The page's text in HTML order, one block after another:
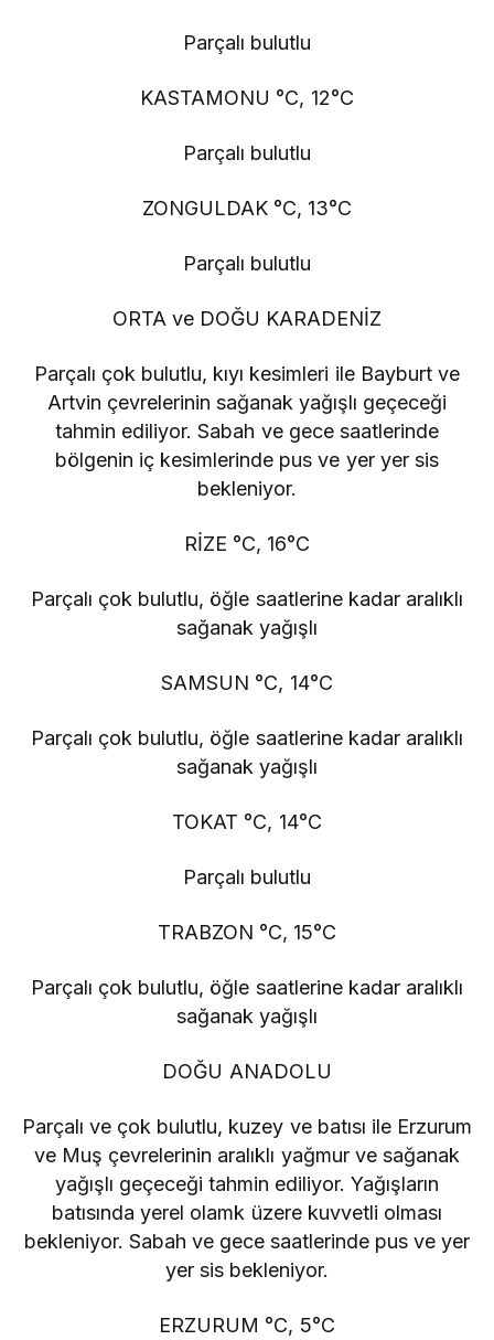
Parçalı bulutlu
KASTAMONU °C, 12°C
Parçalı bulutlu
ZONGULDAK °C, 13°C
Parçalı bulutlu
ORTA ve DOĞU KARADENİZ
Parçalı çok bulutlu, kıyı kesimleri ile Bayburt ve
Artvin çevrelerinin sağanak yağışlı geçeceği
tahmin ediliyor. Sabah ve gece saatlerinde
bölgenin iç kesimlerinde pus ve yer yer sis
bekleniyor.
RİZE °C, 16°C
Parçalı çok bulutlu, öğle saatlerine kadar aralıklı
sağanak yağışlı
SAMSUN °C, 14°C
Parçalı çok bulutlu, öğle saatlerine kadar aralıklı
sağanak yağışlı
TOKAT °C, 14°C
Parçalı bulutlu
TRABZON °C, 15°C
Parçalı çok bulutlu, öğle saatlerine kadar aralıklı
sağanak yağışlı
DOĞU ANADOLU
Parçalı ve çok bulutlu, kuzey ve batısı ile Erzurum
ve Muş çevrelerinin aralıklı yağmur ve sağanak
yağışlı geçeceği tahmin ediliyor. Yağışların
batısında yerel olamk üzere kuvvetli olması
bekleniyor. Sabah ve gece saatlerinde pus ve yer
yer sis bekleniyor.
ERZURUM °C, 5°C